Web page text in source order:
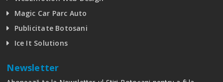
Magic Car Parc Auto
Publicitate Botosani
Ice It Solutions
Newsletter